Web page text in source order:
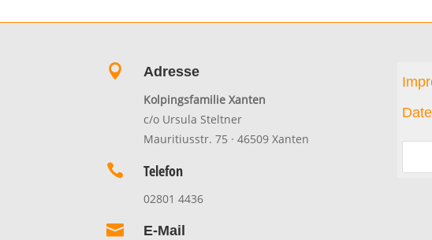
 Adresse
Kolpingsfamilie Xanten
c/o Ursula Steltner
Mauritiusstr. 75 · 46509 Xanten
 Telefon
02801 4436
 E-Mail